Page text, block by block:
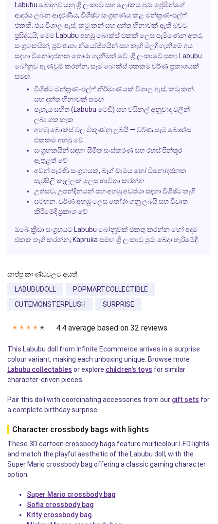
Labubu බෝනුව යනු ශ්‍රී ලංකාව සහ ලෝකය පුරා ප්‍රේමීන්ගේ
ආදරය ලබන ආදරණීය, විශිෂ්ට සංග්‍රහණය කළ මන්ත්‍රණ-එල්ෆ්
එකකි. එය විශාල ඇස්, කටු කන් සහ දන්ත හිනාවක් ඇති බවට
ප්‍රසිද්ධයි, මෙම Labubu අහඹු බොක්ස් එකක් ලෙස පැමිණෙන අතර,
සංග්‍රහකයින්, ප්‍රවණතා නියෝජිතයින් සහ තෑගි මිලදී ගැනීමේ අය
සඳහා විනෝදජනක තෝරා ගැනීමක් වේ. ශ්‍රී ලංකාවේ සත්‍ය Labubu
බෝනුව ඇණවුම් කරන්න, සෑම බොක්ස් එකකම වර්ණ ප්‍රකාශයක්
සමඟ.
විශිෂ්ට මන්ත්‍රණ-එල්ෆ් නිර්මාණයක් විශාල ඇස්, කටු කන්
සහ දන්ත හිනාවක් සමඟ
පැහැය සහිත (Labubu ටෙඩි) සහ වයිනල් අනුවාද වලින්
ලබා ගත හැක
අහඹු බොක්ස් වල විකුණනු ලබයි — වර්ණ සෑම බොක්ස්
එකකම අහඹු වේ
සංග්‍රහකයින් සඳහා සීමිත සංස්කරණ සහ රහස් පින්තූර
ඇතුළත් වේ
අවන් පැරණි සංග්‍රහයක්, බෑග් චාමය හෝ විනෝදජනක
සැරසිලි කෑල්ලක් ලෙස භාවිතා කරන්න
උත්සව, උපන්දිනයන් සහ අහඹු අවස්ථා සඳහා විශිෂ්ට තෑගි
සටහන: වර්ණ අහඹු ලෙස තෝරා ගනු ලබයි සහ විවෘත
කිරීමේදී ප්‍රකාශ වේ
ඔබේ ක්‍රීඩා සංග්‍රහයට Labubu බෝනුවක් එකතු කරන්න හෝ අදම
එකක් තෑගි කරන්න, Kapruka සමඟ ශ්‍රී ලංකාව පුරා බෙදා හැරීමේදී.
සාප්පු කාණ්ඩවලට අයත්:
LABUBUDOLL
POPMARTCOLLECTIBLE
CUTEMONSTERPLUSH
SURPRISE
✭ ✭ ✭ ✭ ✭ 4.4 average based on 32 reviews.
This Labubu doll from Infinite Ecommerce arrives in a surprise
colour variant, making each unboxing unique. Browse more
Labubu collectables or explore children's toys for similar
character-driven pieces.
Pair this doll with coordinating accessories from our gift sets for
a complete birthday surprise.
Character crossbody bags with lights
These 3D cartoon crossbody bags feature multicolour LED lights
and match the playful aesthetic of the Labubu doll, with the
Super Mario crossbody bag offering a classic gaming character
option.
Super Mario crossbody bag
Sofia crossbody bag
Kitty crossbody bag